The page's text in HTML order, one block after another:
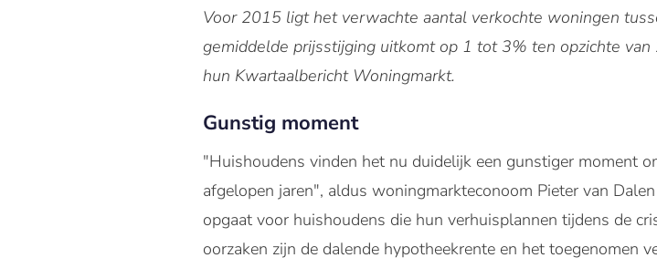
Voor 2015 ligt het verwachte aantal verkochte woningen
gemiddelde prijsstijging uitkomt op 1 tot 3% ten opzichte
hun Kwartaalbericht Woningmarkt.
Gunstig moment
"Huishoudens vinden het nu duidelijk een gunstiger moment
afgelopen jaren", aldus woningmarkteconoom Pieter van
opgaat voor huishoudens die hun verhuisplannen tijdens de
oorzaken zijn de dalende hypotheekrente en het toegenomen